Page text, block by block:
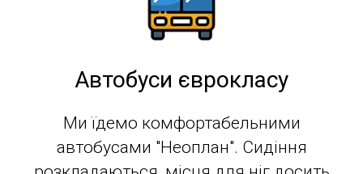
Автобуси єврокласу
Ми їдемо комфортабельними
автобусами "Неоплан". Сидіння